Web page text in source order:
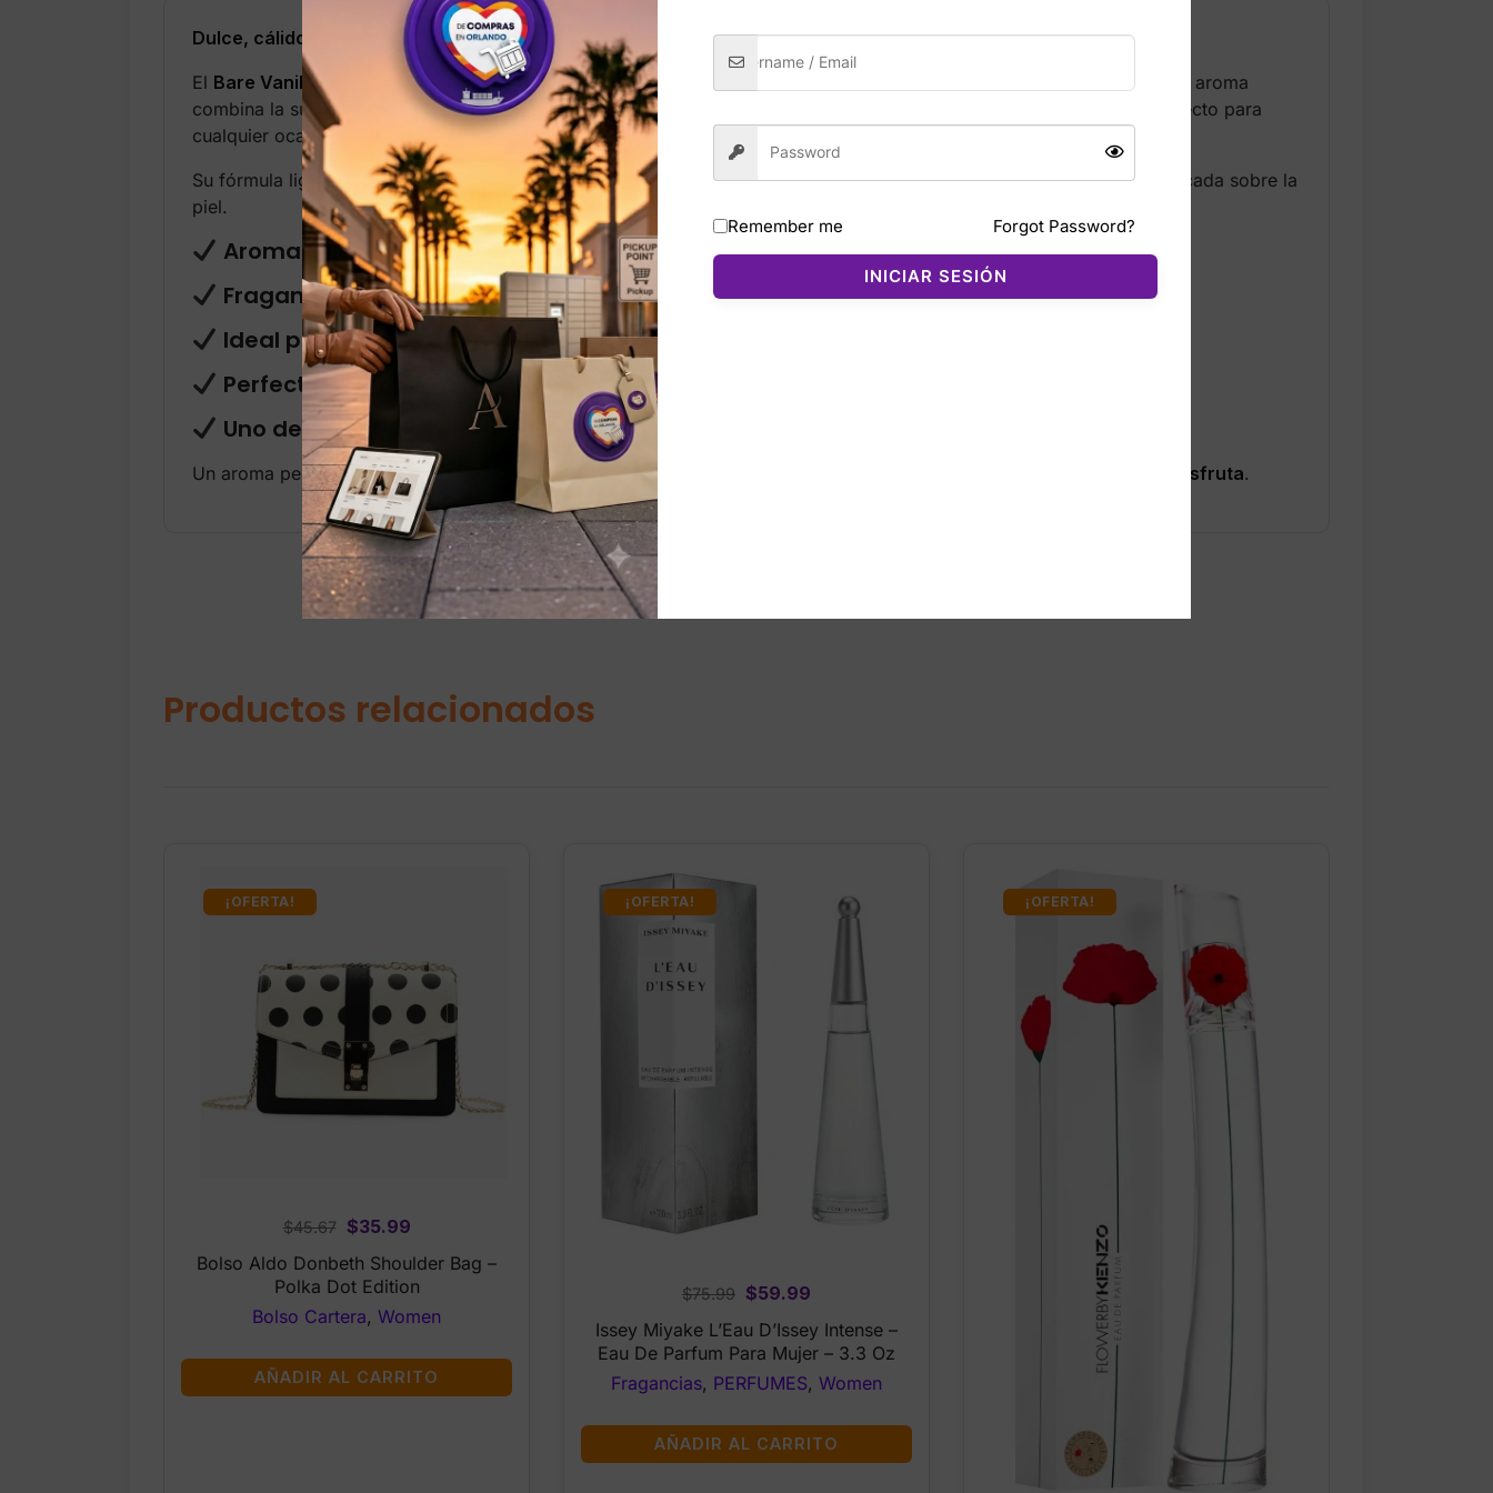
Dulce, cálido y adictivamente cremoso. El clásico que nunca falla.
El Bare Vanilla Fragrance MistdeVictoria’s Secretes una de las fragancias más icónicas y queridas de la marca. Su aroma
combina la suavidad de lavainilla cremosacon un toque cálido y envolvente que se siente elegante, femenino y perfecto para
cualquier ocasión.
Su fórmula ligera tipobody splash
permite reaplicar durante el día sin resultar pesada, dejando una estela dulce y delicada sobre la
piel.
Aroma dulce y cálido de vainilla
Fragancia ligera tipo body mist
Ideal para uso diario
Perfecto para combinar con la loción Bare Vanilla
Uno de los más vendidos de Victoria’s Secret
Un aroma pensado para mujeres que aman lo dulce, lo suave y lo irresistible. Una fragancia que no solo se usa… se disfruta.
Productos relacionados
¡OFERTA!
$45.67
Original
price
was:
$45.67.
$35.99Current
price
is:
Bolso Aldo Donbeth Shoulder Bag –
Polka Dot Edition
Bolso Cartera, Women
AÑADIR AL CARRITO
¡OFERTA!
$75.99 Original
price
was:
$75.99.
$59.99
price
is:
$59.99.
Issey Miyake L’Eau D’Issey Intense –
Eau De Parfum Para Mujer – 3.3 Oz
Fragancias, PERFUMES, Women
AÑADIR AL CARRITO
¡OFERTA!
Remember me Forgot Password?
INICIAR SESIÓN